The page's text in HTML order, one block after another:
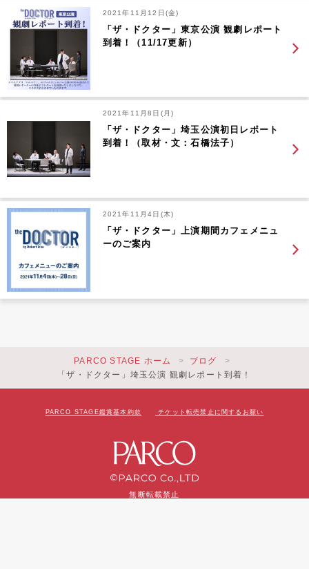
2021年11月12日(金)
「ザ・ドクター」東京公演 観劇レポート
到着！（11/17更新）
2021年11月8日(月)
「ザ・ドクター」埼玉公演初日レポート
到着！（取材・文：石橋法子）
2021年11月4日(木)
「ザ・ドクター」上演期間カフェメニュ
ーのご案内
PARCO STAGE ホーム
ブログ
「ザ・ドクター」埼玉公演 観劇レポート到着！
PARCO STAGE鑑賞基本約款 チケット転売禁止に関するお願い
無断転載禁止